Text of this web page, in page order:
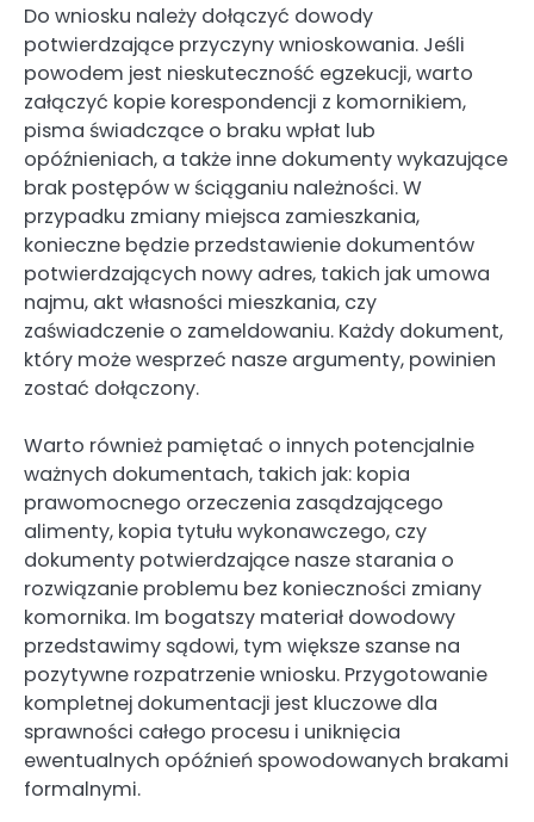
Do wniosku należy dołączyć dowody
potwierdzające przyczyny wnioskowania. Jeśli
powodem jest nieskuteczność egzekucji, warto
załączyć kopie korespondencji z komornikiem,
pisma świadczące o braku wpłat lub
opóźnieniach, a także inne dokumenty wykazujące
brak postępów w ściąganiu należności. W
przypadku zmiany miejsca zamieszkania,
konieczne będzie przedstawienie dokumentów
potwierdzających nowy adres, takich jak umowa
najmu, akt własności mieszkania, czy
zaświadczenie o zameldowaniu. Każdy dokument,
który może wesprzeć nasze argumenty, powinien
zostać dołączony.
Warto również pamiętać o innych potencjalnie
ważnych dokumentach, takich jak: kopia
prawomocnego orzeczenia zasądzającego
alimenty, kopia tytułu wykonawczego, czy
dokumenty potwierdzające nasze starania o
rozwiązanie problemu bez konieczności zmiany
komornika. Im bogatszy materiał dowodowy
przedstawimy sądowi, tym większe szanse na
pozytywne rozpatrzenie wniosku. Przygotowanie
kompletnej dokumentacji jest kluczowe dla
sprawności całego procesu i uniknięcia
ewentualnych opóźnień spowodowanych brakami
formalnymi.